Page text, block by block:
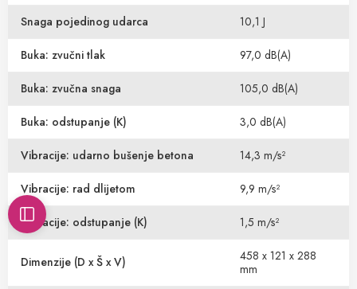
Snaga pojedinog udarca 10,1 J
Buka: zvučni tlak 97,0 dB(A)
Buka: zvučna snaga 105,0 dB(A)
Buka: odstupanje (K) 3,0 dB(A)
Vibracije: udarno bušenje betona 14,3 m/s²
Vibracije: rad dlijetom 9,9 m/s²
Vibracije: odstupanje (K) 1,5 m/s²
Dimenzije (D x Š x V)
458 x 121 x 288
mm